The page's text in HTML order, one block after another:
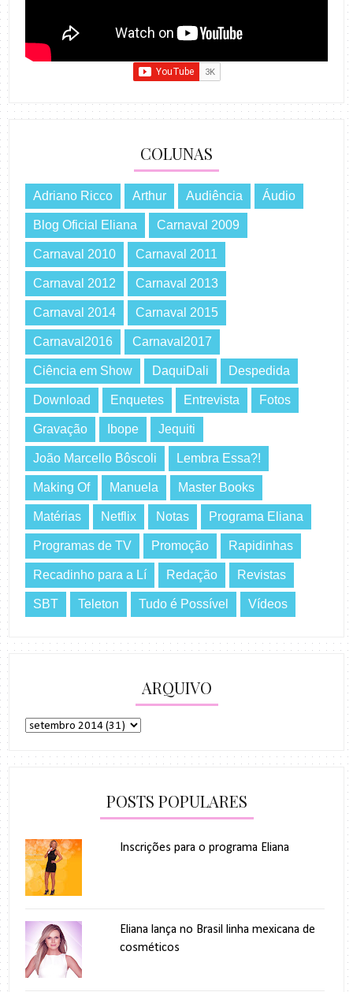
COLUNAS
Adriano Ricco Arthur Audiência Áudio
Blog Oficial Eliana Carnaval 2009
Carnaval 2010 Carnaval 2011
Carnaval 2012 Carnaval 2013
Carnaval 2014 Carnaval 2015
Carnaval2016 Carnaval2017
Ciência em Show DaquiDali Despedida
Download Enquetes Entrevista Fotos
Gravação Ibope Jequiti
João Marcello Bôscoli Lembra Essa?!
Making Of Manuela Master Books
Matérias Netflix Notas Programa Eliana
Programas de TV Promoção Rapidinhas
Recadinho para a Lí Redação Revistas
SBT Teleton Tudo é Possível Vídeos
ARQUIVO
POSTS POPULARES
Inscrições para o programa Eliana
Eliana lança no Brasil linha mexicana de
cosméticos